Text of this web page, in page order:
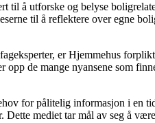
til å utforske og belyse
til å reflektere over egne
er Hjemmehus
opp de mange nyansene som
for pålitelig informasjon i en
Dette mediet tar mål av seg å